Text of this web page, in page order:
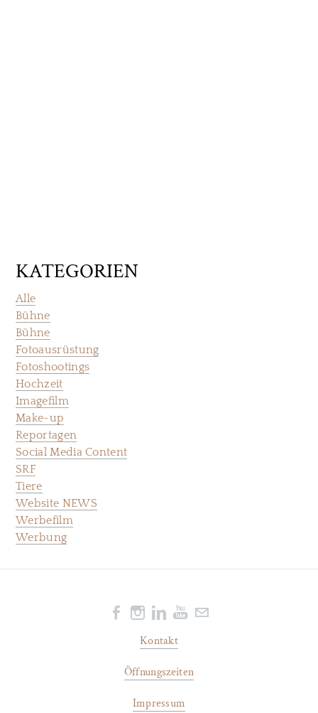
KATEGORIEN
Alle
Bühne
Bühne
Fotoausrüstung
Fotoshootings
Hochzeit
Imagefilm
Make-up
Reportagen
Social Media Content
SRF
Tiere
Website NEWS
Werbefilm
Werbung
Kontakt
Öffnungszeiten
Impressum